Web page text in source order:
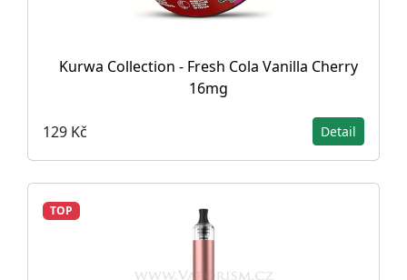
Kurwa Collection - Fresh Cola Vanilla Cherry
16mg
129 Kč Detail
TOP